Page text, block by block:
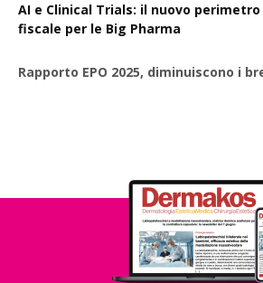
AI e Clinical Trials: il nuovo
fiscale per le Big Pharma
Rapporto EPO 2025, diminuiscono i